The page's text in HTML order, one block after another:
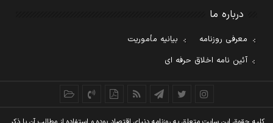
درباره ما
معرفی روزنامه
بیانیه مأموریت
آئین نامه اخلاق حرفه ای